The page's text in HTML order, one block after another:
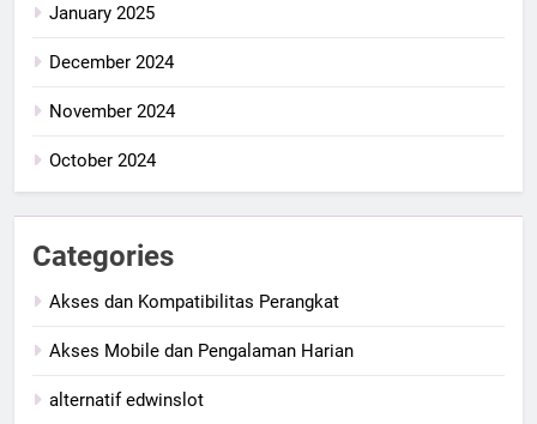
January 2025
December 2024
November 2024
October 2024
Categories
Akses dan Kompatibilitas Perangkat
Akses Mobile dan Pengalaman Harian
alternatif edwinslot